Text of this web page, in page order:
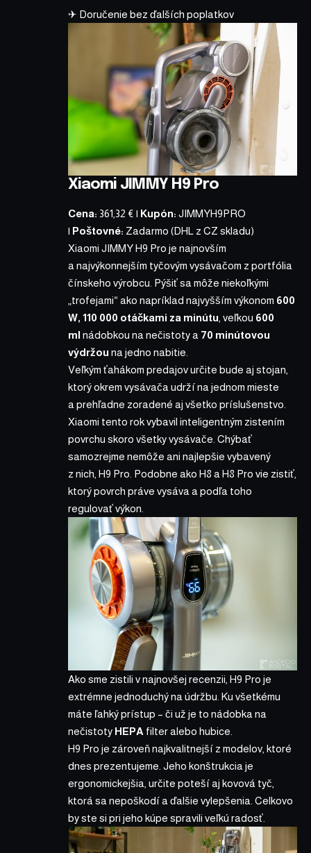
✈ Doručenie bez ďalších poplatkov
Xiaomi JIMMY H9 Pro
Cena: 361,32 € | Kupón: JIMMYH9PRO
| Poštovné: Zadarmo (DHL z CZ skladu)
Xiaomi JIMMY H9 Pro je najnovším
a najvýkonnejším tyčovým vysávačom z portfólia
čínskeho výrobcu. Pýšiť sa môže niekoľkými
„trofejami“ ako napríklad najvyšším výkonom 600
W, 110 000 otáčkami za minútu, veľkou 600
ml nádobkou na nečistoty a 70 minútovou
výdržou na jedno nabitie.
Veľkým ťahákom predajov určite bude aj stojan,
ktorý okrem vysávača udrží na jednom mieste
a prehľadne zoradené aj všetko príslušenstvo.
Xiaomi tento rok vybavil inteligentným zistením
povrchu skoro všetky vysávače. Chýbať
samozrejme nemôže ani najlepšie vybavený
z nich, H9 Pro. Podobne ako H8 a H8 Pro vie zistiť,
ktorý povrch práve vysáva a podľa toho
regulovať výkon.
Ako sme zistili v najnovšej recenzii H9 Pro je
extrémne jednoduchý na údržbu. Ku všetkému
máte ľahký prístup – či už je to nádobka na
nečistoty HEPA filter alebo hubice.
H9 Pro je zároveň najkvalitnejší z modelov, ktoré
dnes prezentujeme. Jeho konštrukcia je
ergonomickejšia, určite poteší aj kovová tyč,
ktorá sa nepoškodí a ďalšie vylepšenia. Celkovo
by ste si pri jeho kúpe spravili veľkú radosť.